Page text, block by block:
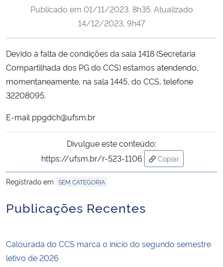
Ministério da Cidadania
Ministério da Ciência, Tecnologia, Inovações e Comunicações
Ministério do Meio Ambiente
Ministério do Desenvolvimento Regional
Secretaria-Geral
Publicado em 01/11/2023, 8h35. Atualizado
14/12/2023, 9h47
Devido à falta de condições da sala 1418 (Secretaria
Compartilhada dos PG do CCS) estamos atendendo,
momentaneamente, na sala 1445, do CCS, telefone
32208095.
E-mail ppgdch@ufsm.br
Divulgue este conteúdo:
https://ufsm.br/r-523-1106
Copiar
para área de
Registrado em SEM CATEGORIA
Publicações Recentes
Calourada do CCS marca o início do segundo semestre
letivo de 2026